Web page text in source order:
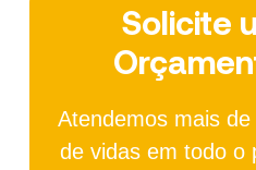
Solicite
Atendemos mais
de vidas em todo o